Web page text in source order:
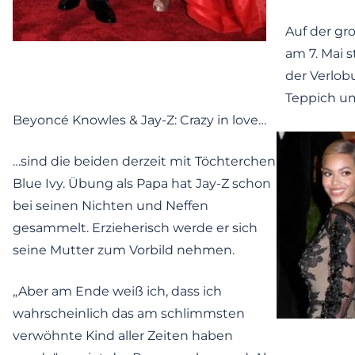
Auf der
am 7. Mai
der
Teppich
Beyoncé Knowles & Jay-Z: Crazy in love…
…sind die beiden derzeit mit Töchterchen
Blue Ivy. Übung als Papa hat Jay-Z schon
bei seinen Nichten und Neffen
gesammelt. Erzieherisch werde er sich
seine Mutter zum Vorbild nehmen.
„Aber am Ende weiß ich, dass ich
wahrscheinlich das am schlimmsten
verwöhnte Kind aller Zeiten haben